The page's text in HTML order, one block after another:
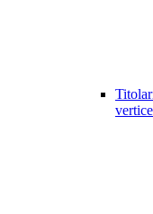
vertice